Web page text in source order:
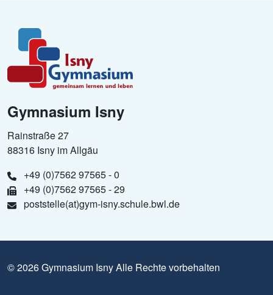
Gymnasium Isny
Rainstraße 27
88316 Isny im Allgäu
+49 (0)7562 97565 - 0
+49 (0)7562 97565 - 29
poststelle(at)gym-isny.schule.bwl.de
© 2026 Gymnasium Isny Alle Rechte vorbehalten